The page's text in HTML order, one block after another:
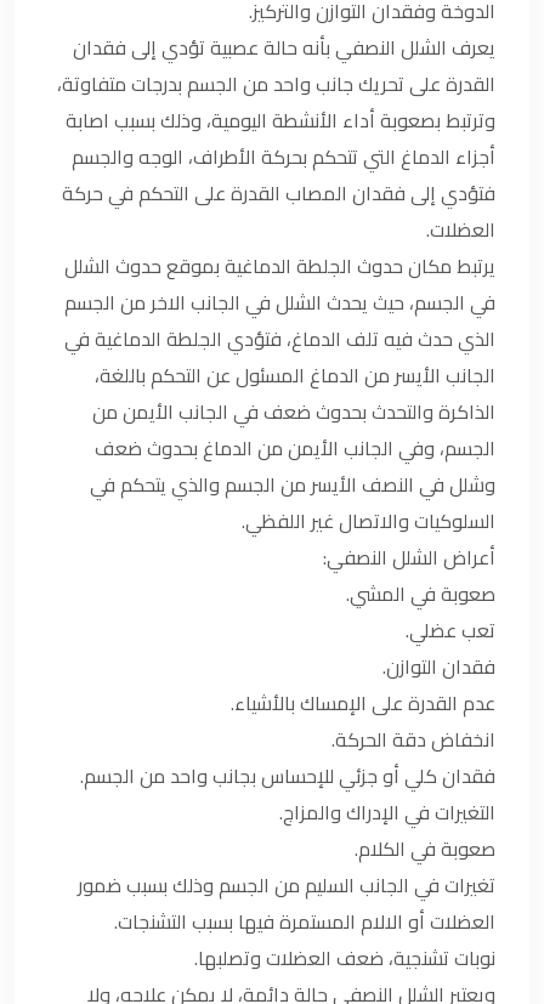
الدوخة وفقدان التوازن والتركيز.
يعرف الشلل النصفي بأنه حالة عصبية تؤدي إلى فقدان
القدرة على تحريك جانب واحد من الجسم بدرجات متفاوتة،
وترتبط بصعوبة أداء الأنشطة اليومية، وذلك بسبب اصابة
أجزاء الدماغ التي تتحكم بحركة الأطراف، الوجه والجسم
فتؤدي إلى فقدان المصاب القدرة على التحكم في حركة
العضلات.
يرتبط مكان حدوث الجلطة الدماغية بموقع حدوث الشلل
في الجسم، حيث يحدث الشلل في الجانب الاخر من الجسم
الذي حدث فيه تلف الدماغ، فتؤدي الجلطة الدماغية في
الجانب الأيسر من الدماغ المسئول عن التحكم باللغة،
الذاكرة والتحدث بحدوث ضعف في الجانب الأيمن من
الجسم، وفي الجانب الأيمن من الدماغ بحدوث ضعف
وشلل في النصف الأيسر من الجسم والذي يتحكم في
السلوكيات والاتصال غير اللفظي.
أعراض الشلل النصفي:
صعوبة في المشي.
تعب عضلي.
فقدان التوازن.
عدم القدرة على الإمساك بالأشياء.
انخفاض دقة الحركة.
فقدان كلي أو جزئي للإحساس بجانب واحد من الجسم.
التغيرات في الإدراك والمزاج.
صعوبة في الكلام.
تغيرات في الجانب السليم من الجسم وذلك بسبب ضمور
العضلات أو الالام المستمرة فيها بسبب التشنجات.
نوبات تشنجية، ضعف العضلات وتصلبها.
ويعتبر الشلل النصفي حالة دائمة، لا يمكن علاجه، ولا